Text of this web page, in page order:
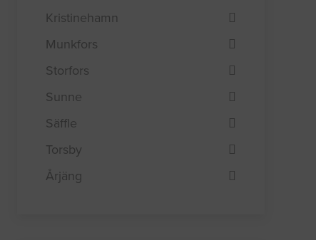
Kristinehamn
Munkfors
Storfors
Sunne
Säffle
Torsby
Årjäng